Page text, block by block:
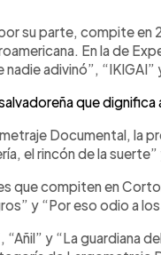
su parte, compite en
En la de
adivinó”, “IKIGAI”
que dignifica
Documental, la
el rincón de la suerte”
que compiten en
y “Por eso odio a los
y “La guardiana